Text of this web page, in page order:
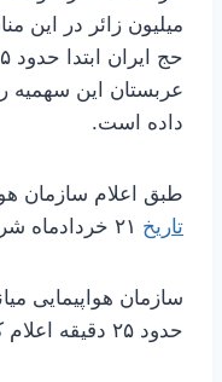
میلیون زائر در این
داده است.
طبق اعلام سازمان
تاریخ
سازمان هواپیمایی
حدود ۲۵ دقیقه اعلام کرده است.